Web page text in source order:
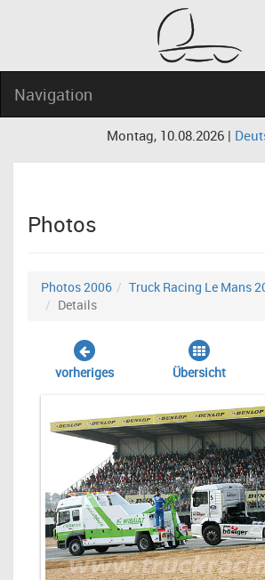
Navigation
Montag, 10.08.2026 |
Photos
Photos 2006 Truck Racing Le Mans
Details
vorheriges Übersicht